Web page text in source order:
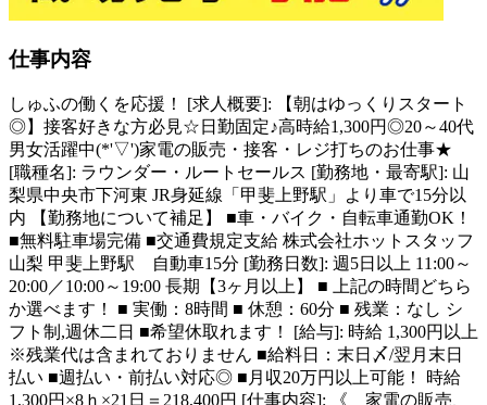
仕事内容
しゅふの働くを応援！ [求人概要]: 【朝はゆっくりスタート
◎】接客好きな方必見☆日勤固定♪高時給1,300円◎20～40代
男女活躍中(*'▽')家電の販売・接客・レジ打ちのお仕事★
[職種名]: ラウンダー・ルートセールス [勤務地・最寄駅]: 山
梨県中央市下河東 JR身延線「甲斐上野駅」より車で15分以
内 【勤務地について補足】 ■車・バイク・自転車通勤OK！
■無料駐車場完備 ■交通費規定支給 株式会社ホットスタッフ
山梨 甲斐上野駅 自動車15分 [勤務日数]: 週5日以上 11:00～
20:00／10:00～19:00 長期【3ヶ月以上】 ■ 上記の時間どちら
か選べます！ ■ 実働：8時間 ■ 休憩：60分 ■ 残業：なし シ
フト制,週休二日 ■希望休取れます！ [給与]: 時給 1,300円以上
※残業代は含まれておりません ■給料日：末日〆/翌月末日
払い ■週払い・前払い対応◎ ■月収20万円以上可能！ 時給
1,300円×8ｈ×21日＝218,400円 [仕事内容]: 《 家電の販売、